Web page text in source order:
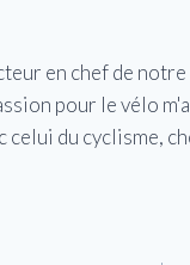
en chef de
pour le vélo
celui du cyclisme,